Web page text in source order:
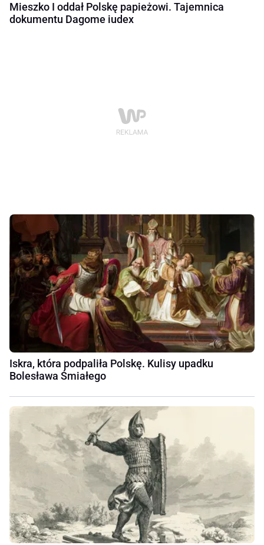
Mieszko I oddał Polskę papieżowi. Tajemnica
dokumentu Dagome iudex
Iskra, która podpaliła Polskę. Kulisy upadku
Bolesława Śmiałego